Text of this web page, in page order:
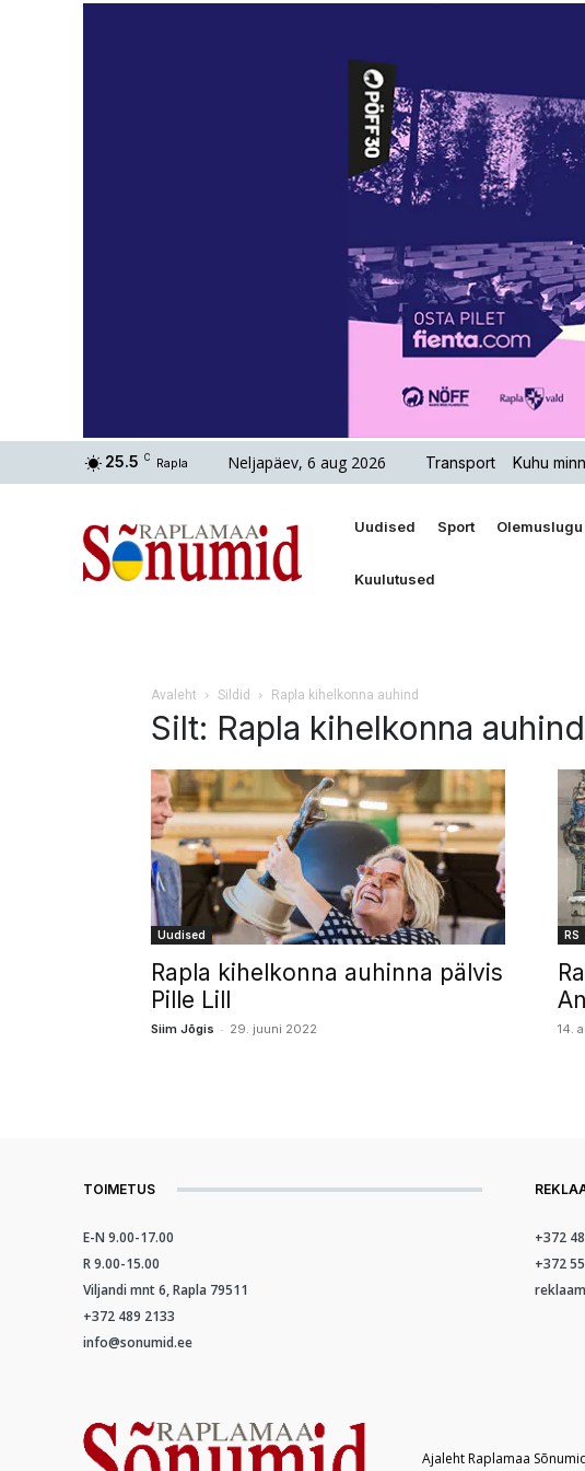
25.5 C Rapla Neljapäev, 6 aug 2026 Transport Kuhu
Uudised Sport Olemuslugu
Kuulutused
Avaleht Sildid Rapla kihelkonna auhind
Silt: Rapla kihelkonna auhind
Uudised
Rapla kihelkonna auhinna pälvis
Pille Lill
Siim Jõgis - 29. juuni 2022
RS
14.
TOIMETUS
E-N 9.00-17.00
R 9.00-15.00
Viljandi mnt 6, Rapla 79511
+372 489 2133
info@sonumid.ee
+372
+372
Ajaleht Raplamaa